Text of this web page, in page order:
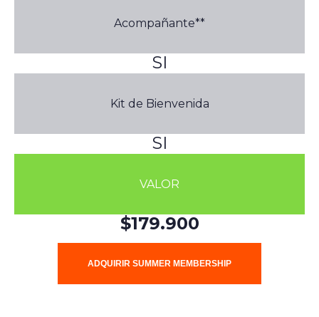
Acompañante**
SI
Kit de Bienvenida
SI
VALOR
$179.900
ADQUIRIR SUMMER MEMBERSHIP